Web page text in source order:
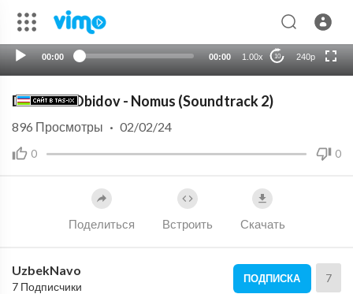
00:00 00:00 1.00x 10 240p
720p
Dadaxon Obidov - Nomus (Soundtrack 2)
0 0
896 Просмотры · 02/02/24
Поделиться Встроить Скачать
UzbekNavo
7 Подписчики
ПОДПИСКА 7